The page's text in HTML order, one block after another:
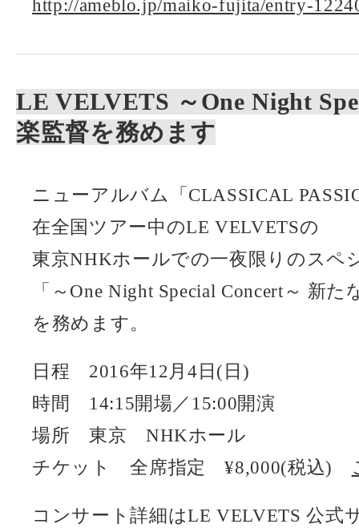
http://ameblo.jp/maiko-fujita/entry-
LE VELVETS ～One Night
楽監督を務めます
ニューアルバム「CLASSICAL
在全国ツアー中のLE VELVETSの
東京NHKホールでの一夜限りのスペ
「～One Night Special Concert～ 新
を務めます。
日程 2016年12月4日(日)
時間 14:15開場／15:00開演
場所 東京 NHKホール
チケット 全席指定 ¥8,000(税込)
コンサート詳細はLE VELVETS 公式